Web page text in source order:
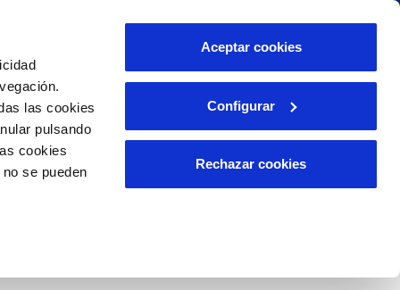
las cookies
pulsando
cookies
se pueden
Aceptar cookies
Configurar
Rechazar cookies
INCIDENCIAS
Comunica anomalías o posibles
PORTAL DE TRANSPARENCIA
Área de clientes